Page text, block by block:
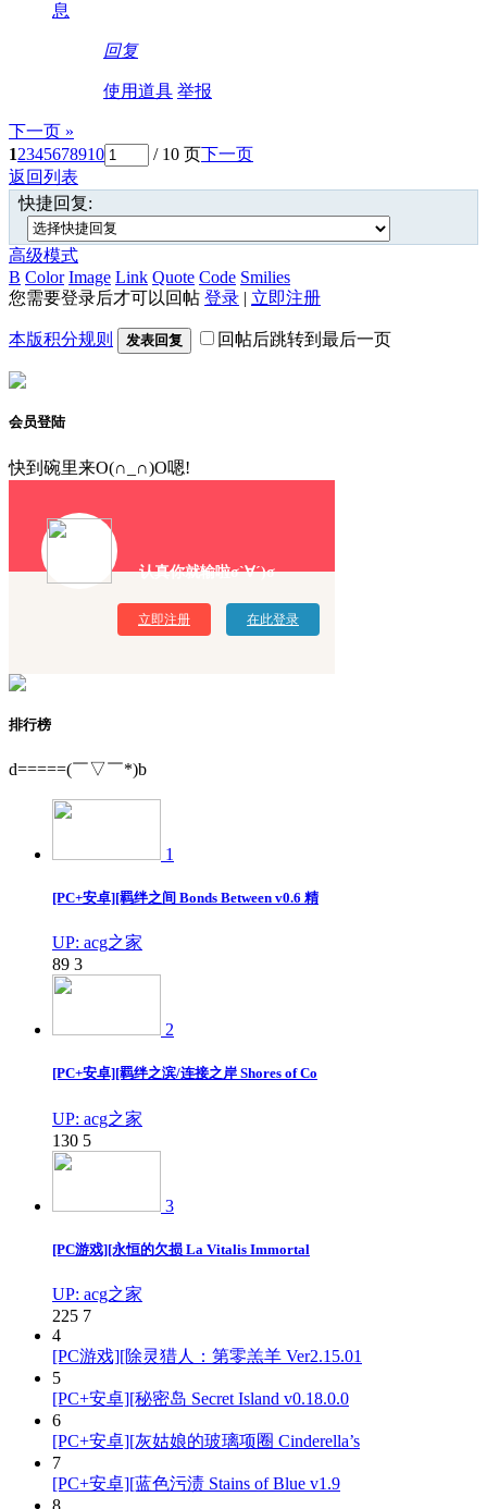
息
回复
使用道具 举报
下一页 »
12345678910 / 10 页下一页
返回列表
快捷回复:
高级模式
B Color Image Link Quote Code Smilies
您需要登录后才可以回帖 登录 | 立即注册
本版积分规则 发表回复 回帖后跳转到最后一页
会员登陆
快到碗里来O(∩_∩)O嗯!
认真你就输啦σ`∀´)σ
立即注册 在此登录
排行榜
d=====(￣▽￣*)b
1
[PC+安卓][羁绊之间 Bonds Between v0.6 精
UP: acg之家
89 3
2
[PC+安卓][羁绊之滨/连接之岸 Shores of Co
UP: acg之家
130 5
3
[PC游戏][永恒的欠损 La Vitalis Immortal
UP: acg之家
225 7
4
[PC游戏][除灵猎人：第零羔羊 Ver2.15.01
5
[PC+安卓][秘密岛 Secret Island v0.18.0.0
6
[PC+安卓][灰姑娘的玻璃项圈 Cinderella’s
7
[PC+安卓][蓝色污渍 Stains of Blue v1.9
8